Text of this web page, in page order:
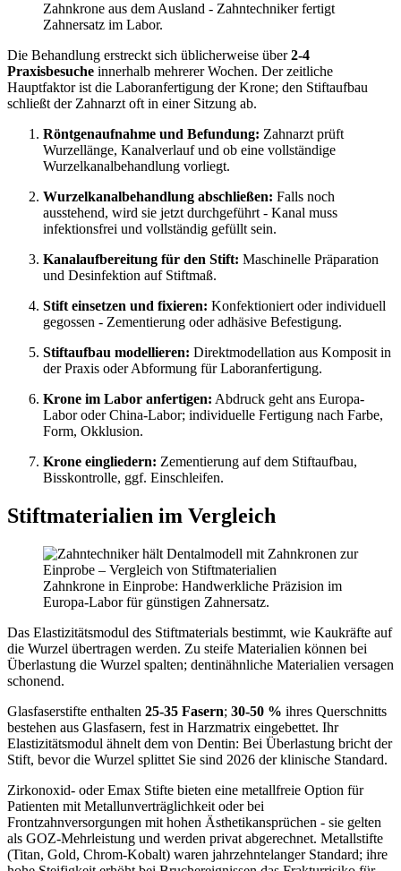
Zahnkrone aus dem Ausland - Zahntechniker fertigt
Zahnersatz im Labor.
Die Behandlung erstreckt sich üblicherweise über2-4
Praxisbesuche innerhalb mehrerer Wochen. Der zeitliche
Hauptfaktor ist die Laboranfertigung der Krone; den Stiftaufbau
schließt der Zahnarzt oft in einer Sitzung ab.
Röntgenaufnahme und Befundung: Zahnarzt prüft
Wurzellänge, Kanalverlauf und ob eine vollständige
Wurzelkanalbehandlung vorliegt.
Wurzelkanalbehandlung abschließen: Falls noch
ausstehend, wird sie jetzt durchgeführt - Kanal muss
infektionsfrei und vollständig gefüllt sein.
Kanalaufbereitung für den Stift: Maschinelle Präparation
und Desinfektion auf Stiftmaß.
Stift einsetzen und fixieren: Konfektioniert oder individuell
gegossen - Zementierung oder adhäsive Befestigung.
Stiftaufbau modellieren: Direktmodellation aus Komposit in
der Praxis oder Abformung für Laboranfertigung.
Krone im Labor anfertigen: Abdruck geht ans Europa-
Labor oder China-Labor; individuelle Fertigung nach Farbe,
Form, Okklusion.
Krone eingliedern: Zementierung auf dem Stiftaufbau,
Bisskontrolle, ggf. Einschleifen.
Stiftmaterialien im Vergleich
Zahnkrone in Einprobe: Handwerkliche Präzision im
Europa-Labor für günstigen Zahnersatz.
Das Elastizitätsmodul des Stiftmaterials bestimmt, wie Kaukräfte auf
die Wurzel übertragen werden. Zu steife Materialien können bei
Überlastung die Wurzel spalten; dentinähnliche Materialien versagen
schonend.
Glasfaserstifte enthalten 25-35 Fasern; 30-50 % ihres Querschnitts
bestehen aus Glasfasern, fest in Harzmatrix eingebettet. Ihr
Elastizitätsmodul ähnelt dem von Dentin: Bei Überlastung bricht der
Stift, bevor die Wurzel splittet Sie sind 2026 der klinische Standard.
Zirkonoxid- oder Emax Stifte bieten eine metallfreie Option für
Patienten mit Metallunverträglichkeit oder bei
Frontzahnversorgungen mit hohen Ästhetikansprüchen - sie gelten
als GOZ-Mehrleistung und werden privat abgerechnet. Metallstifte
(Titan, Gold, Chrom-Kobalt) waren jahrzehntelanger Standard; ihre